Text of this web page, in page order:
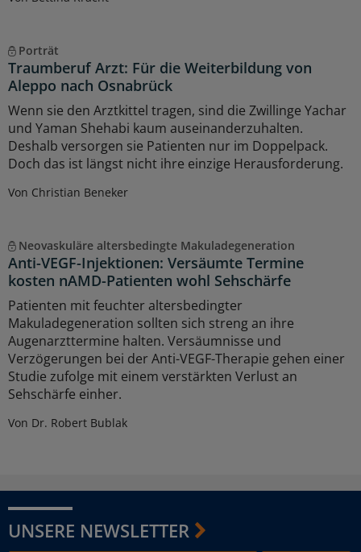
Porträt
Traumberuf Arzt: Für die Weiterbildung von
Aleppo nach Osnabrück
Wenn sie den Arztkittel tragen, sind die Zwillinge Yachar
und Yaman Shehabi kaum auseinanderzuhalten.
Deshalb versorgen sie Patienten nur im Doppelpack.
Doch das ist längst nicht ihre einzige Herausforderung.
Von Christian Beneker
Neovaskuläre altersbedingte Makuladegeneration
Anti-VEGF-Injektionen: Versäumte Termine
kosten nAMD-Patienten wohl Sehschärfe
Patienten mit feuchter altersbedingter
Makuladegeneration sollten sich streng an ihre
Augenarzttermine halten. Versäumnisse und
Verzögerungen bei der Anti-VEGF-Therapie gehen einer
Studie zufolge mit einem verstärkten Verlust an
Sehschärfe einher.
Von Dr. Robert Bublak
UNSERE NEWSLETTER